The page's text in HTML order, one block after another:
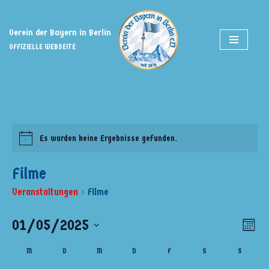
Zum
Inhalt
Verein der Bayern in Berlin
OFFIZIELLE WEBSEITE
Es wurden keine Ergebnisse gefunden.
Filme
Veranstaltungen Filme
Monat
01/05/2025
wählen.
Kalender
M D M D F S S